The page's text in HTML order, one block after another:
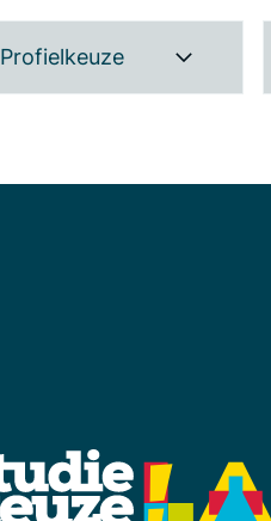
Profielkeuze